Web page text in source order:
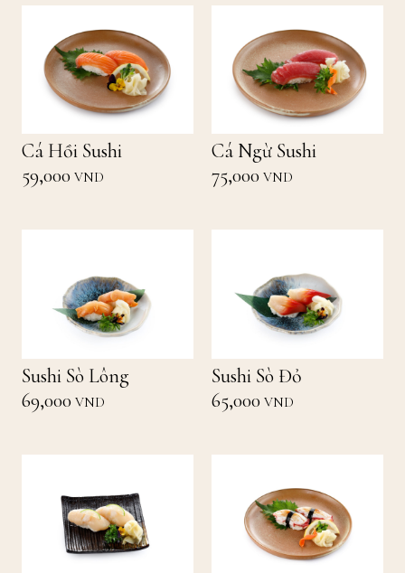
Cá Hồi Sushi
59,000 VND
Cá Ngừ Sushi
75,000 VND
Sushi Sò Lông
69,000 VND
Sushi Sò Đỏ
65,000 VND